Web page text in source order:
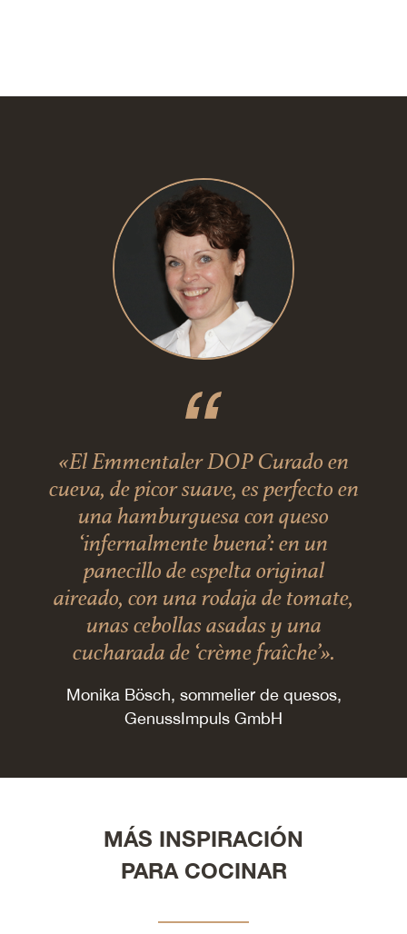
«El Emmentaler DOP Curado en
cueva, de picor suave, es perfecto en
una hamburguesa con queso
‘infernalmente buena’: en un
panecillo de espelta original
aireado, con una rodaja de tomate,
unas cebollas asadas y una
cucharada de ‘crème fraîche’».
Monika Bösch, sommelier de quesos,
GenussImpuls GmbH
MÁS INSPIRACIÓN
PARA COCINAR